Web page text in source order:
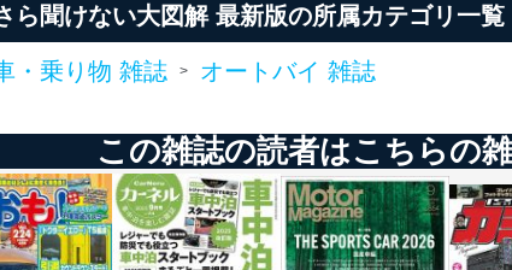
ら聞けない大図解 最新版の所属カテゴリ一覧
・乗り物 雑誌 > オートバイ 雑誌
この雑誌の読者はこちらの